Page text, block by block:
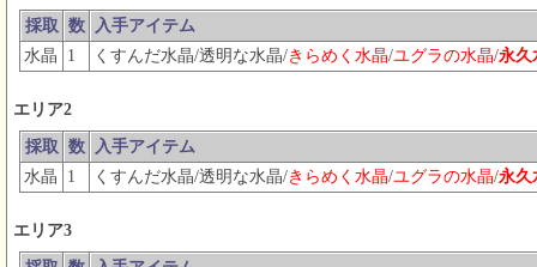
採取 数
入手アイテム
水晶
1 くすんだ水晶/透明な水晶/きらめく水晶/ユグラの水晶/永久
エリア2
採取 数
入手アイテム
水晶
1 くすんだ水晶/透明な水晶/きらめく水晶/ユグラの水晶/永久
エリア3